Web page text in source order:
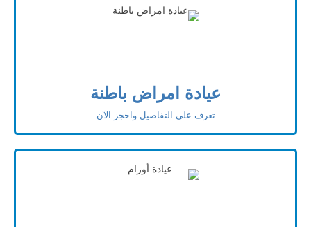
عيادة امراض باطنة
تعرف على التفاصيل واحجز الآن